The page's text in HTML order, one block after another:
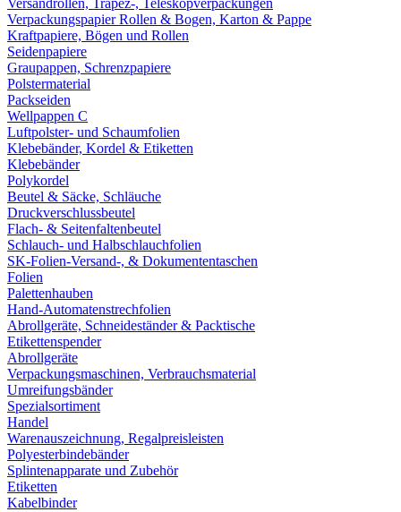
Versandrollen, Trapez-, Teleskopverpackungen
Verpackungspapier Rollen & Bogen, Karton & Pappe
Kraftpapiere, Bögen und Rollen
Seidenpapiere
Graupappen, Schrenzpapiere
Polstermaterial
Packseiden
Wellpappen C
Luftpolster- und Schaumfolien
Klebebänder, Kordel & Etiketten
Klebebänder
Polykordel
Beutel & Säcke, Schläuche
Druckverschlussbeutel
Flach- & Seitenfaltenbeutel
Schlauch- und Halbschlauchfolien
SK-Folien-Versand-, & Dokumententaschen
Folien
Palettenhauben
Hand-Automatenstrechfolien
Abrollgeräte, Schneideständer & Packtische
Etikettenspender
Abrollgeräte
Verpackungsmaschinen, Verbrauchsmaterial
Umreifungsbänder
Spezialsortiment
Handel
Warenauszeichnung, Regalpreisleisten
Polyesterbindebänder
Splintenapparate und Zubehör
Etiketten
Kabelbinder